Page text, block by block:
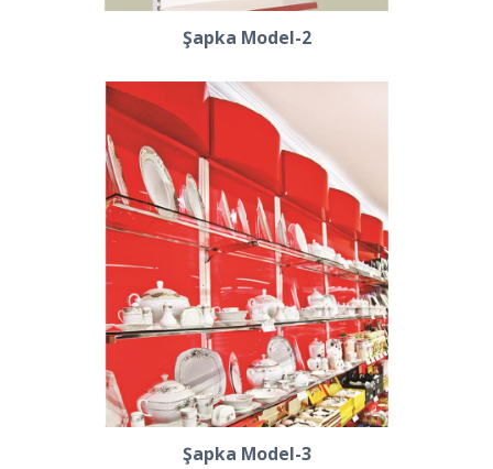
Şapka Model-2
Şapka Model-3